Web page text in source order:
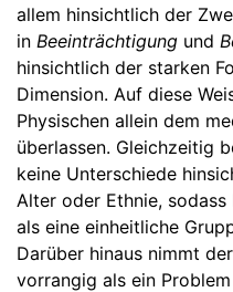
allem hinsichtlich der
in Beeinträchtigung und
hinsichtlich der starken
Dimension. Auf diese
Physischen allein dem
überlassen. Gleichzeitig
keine Unterschiede
Alter oder Ethnie,
als eine einheitliche
Darüber hinaus nimmt
vorrangig als ein